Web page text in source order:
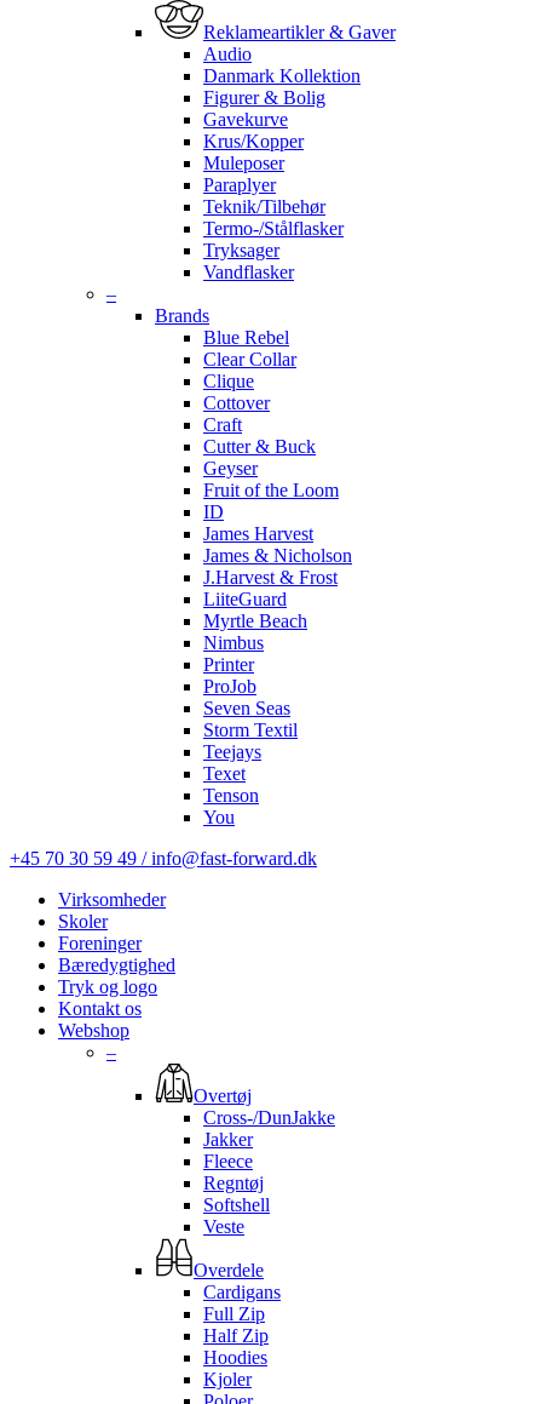
Reklameartikler & Gaver
Audio
Danmark Kollektion
Figurer & Bolig
Gavekurve
Krus/Kopper
Muleposer
Paraplyer
Teknik/Tilbehør
Termo-/Stålflasker
Tryksager
Vandflasker
–
Brands
Blue Rebel
Clear Collar
Clique
Cottover
Craft
Cutter & Buck
Geyser
Fruit of the Loom
ID
James Harvest
James & Nicholson
J.Harvest & Frost
LiiteGuard
Myrtle Beach
Nimbus
Printer
ProJob
Seven Seas
Storm Textil
Teejays
Texet
Tenson
You
+45 70 30 59 49 / info@fast-forward.dk
Virksomheder
Skoler
Foreninger
Bæredygtighed
Tryk og logo
Kontakt os
Webshop
–
Overtøj
Cross-/DunJakke
Jakker
Fleece
Regntøj
Softshell
Veste
Overdele
Cardigans
Full Zip
Half Zip
Hoodies
Kjoler